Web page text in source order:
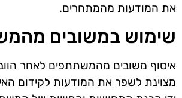
את המודעות מהמתחרים.
שימוש במשובים
איסוף משובים מהמשתתפים לאחר
מצוינת לשפר את המודעות לקידום